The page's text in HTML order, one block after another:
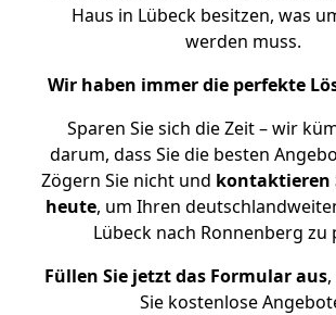
Haus in Lübeck besitzen, was
werden muss.
Wir haben immer die perfekte
Sparen Sie sich die Zeit – wir
darum, dass Sie die besten
Zögern Sie nicht und kontaktieren
heute, um Ihren
Lübeck nach Ronnenberg zu
Füllen Sie jetzt das Formular aus,
Sie kostenlose